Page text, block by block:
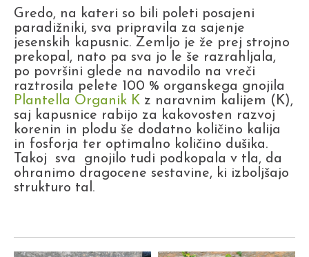
Gredo, na kateri so bili poleti posajeni
paradižniki, sva pripravila za sajenje
jesenskih kapusnic. Zemljo je že prej strojno
prekopal, nato pa sva jo le še razrahljala,
po površini glede na navodilo na vreči
raztrosila pelete 100 % organskega gnojila
Plantella Organik K z naravnim kalijem (K),
saj kapusnice rabijo za kakovosten razvoj
korenin in plodu še dodatno količino kalija
in fosforja ter optimalno količino dušika.
Takoj sva gnojilo tudi podkopala v tla, da
ohranimo dragocene sestavine, ki izboljšajo
strukturo tal.